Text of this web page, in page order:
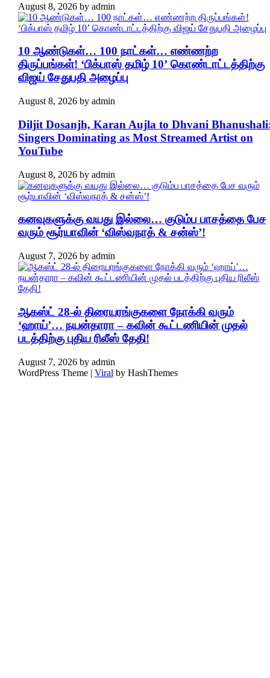
August 8, 2026by admin
10 ஆண்டுகள்… 100 நாட்கள்… எண்ணற்ற
திருப்பங்கள்! ‘பிக்பாஸ் தமிழ் 10’ கொண்டாட்டத்திற்கு
விஜய் சேதுபதி அழைப்பு
August 8, 2026by admin
Diljit Dosanjh, Karan Aujla to Dhvani
Singers Dominating as Most Streamed Artist on
YouTube
August 8, 2026by admin
கனவுகளுக்கு வயது இல்லை… குடும்ப பாசத்தை பேச
வரும் சூர்யாவின் ‘விஸ்வநாத் & சன்ஸ்’!
August 7, 2026by admin
ஆகஸ்ட் 28-ல் திரையரங்குகளை நோக்கி வரும்
‘ஹாய்’… நயன்தாரா – கவின் கூட்டணியின் முதல்
படத்திற்கு புதிய ரிலீஸ் தேதி!
August 7, 2026by admin
WordPress Theme | Viral by HashThemes